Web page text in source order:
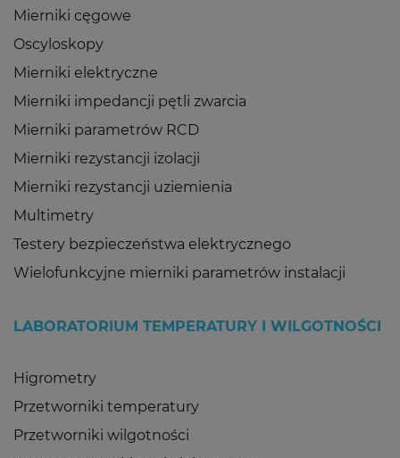
Mierniki cęgowe
Oscyloskopy
Mierniki elektryczne
Mierniki impedancji pętli zwarcia
Mierniki parametrów RCD
Mierniki rezystancji izolacji
Mierniki rezystancji uziemienia
Multimetry
Testery bezpieczeństwa elektrycznego
Wielofunkcyjne mierniki parametrów instalacji
LABORATORIUM TEMPERATURY I WILGOTNOŚCI
Higrometry
Przetworniki temperatury
Przetworniki wilgotności